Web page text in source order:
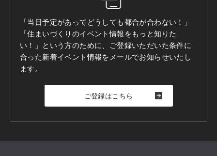
「当日予定があってどうしても都合が合わない！」
「住まいづくりのイベント情報をもっと知りた
い！」という方のために、ご登録いただいた条件に
合った新着イベント情報をメールでお知らせいたし
ます。
ご登録はこちら